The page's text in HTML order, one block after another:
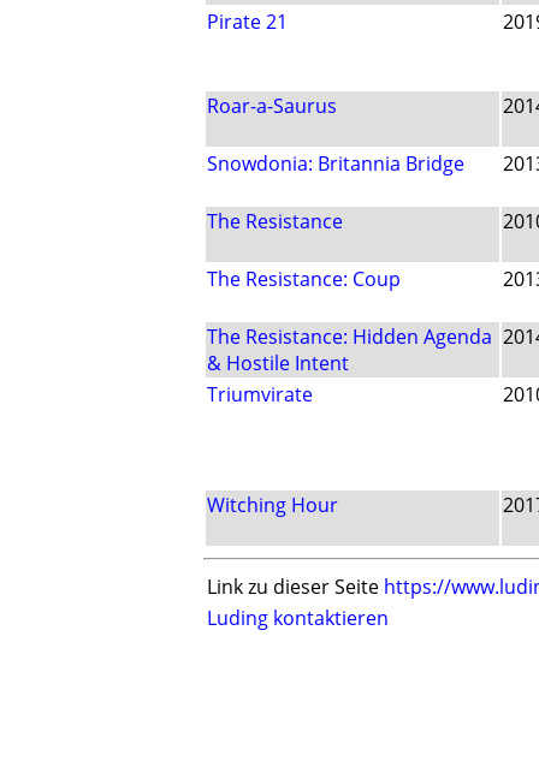
Pirate 21
Roar-a-Saurus
Snowdonia: Britannia Bridge
The Resistance
The Resistance: Coup
The Resistance: Hidden Agenda
& Hostile Intent
Triumvirate
Witching Hour
Link zu dieser Seite https://
Luding kontaktieren